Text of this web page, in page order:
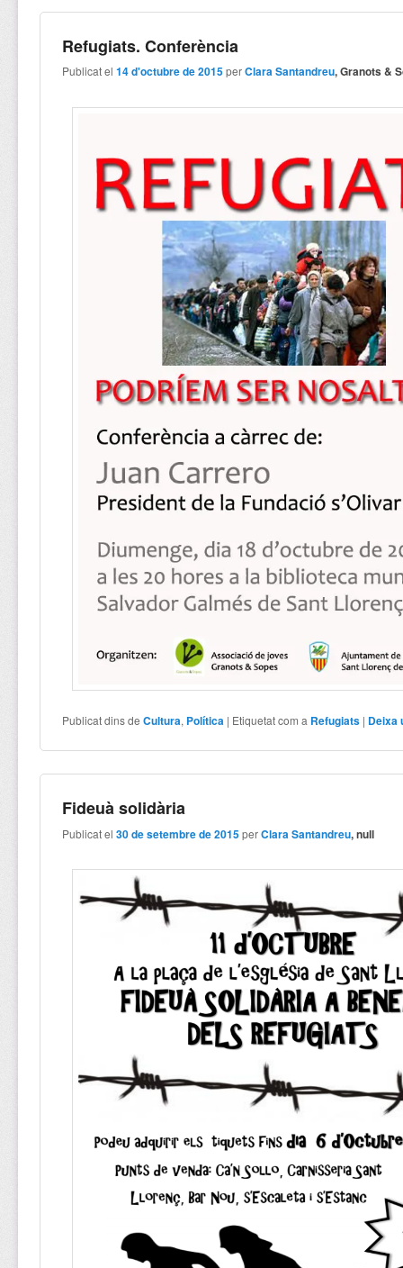
Refugiats. Conferència
Publicat el14 d'octubre de 2015 perClara Santandreu, Granots &
Publicat dins de Cultura, Política | Etiquetat com a Refugiats | Deixa
Fideuà solidària
Publicat el30 de setembre de 2015 perClara Santandreu, null